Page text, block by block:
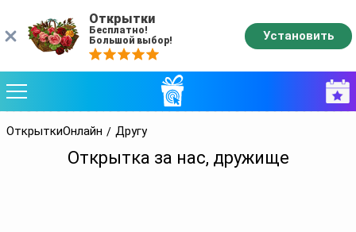
ОткрыткиОнлайн Другу
Открытка за нас, дружище
Открытки
Бесплатно!
Большой выбор!
Установить